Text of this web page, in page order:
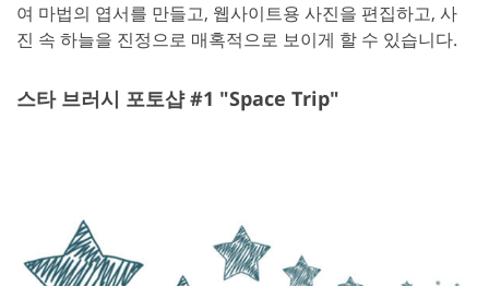
여 마법의 엽서를 만들고, 웹사이트용 사진을 편집하고, 사
진 속 하늘을 진정으로 매혹적으로 보이게 할 수 있습니다.
스타 브러시 포토샵 #1 "Space Trip"